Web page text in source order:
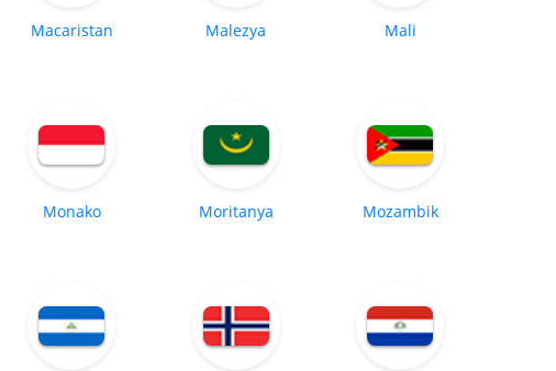
Macaristan Malezya Mali
Monako Moritanya Mozambik